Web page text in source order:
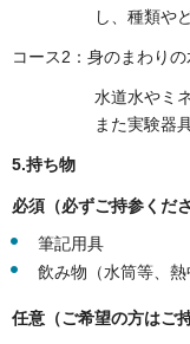
し、種類や
コース2：身のまわり
水道水やミ
また実験器
5.持ち物
必須（必ずご持参くだ
筆記用具
飲み物（水筒等、熱
任意（ご希望の方はご